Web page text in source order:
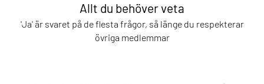
Allt du behöver veta
'Ja' är svaret på de flesta frågor, så länge du respekterar
övriga medlemmar